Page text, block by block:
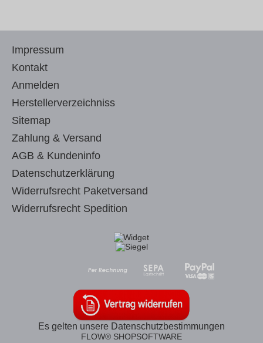
Impressum
Kontakt
Anmelden
Herstellerverzeichniss
Sitemap
Zahlung & Versand
AGB & Kundeninfo
Datenschutzerklärung
Widerrufsrecht Paketversand
Widerrufsrecht Spedition
Es gelten unsere Datenschutzbestimmungen
FLOW® SHOPSOFTWARE